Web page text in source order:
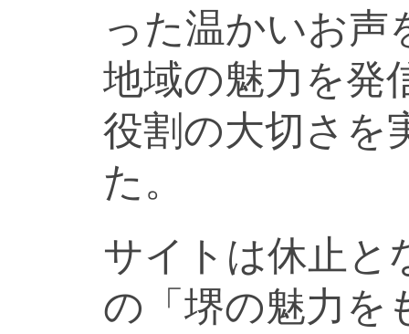
った温かいお声
地域の魅力を発
役割の大切さを
た。
サイトは休止と
の「堺の魅力を